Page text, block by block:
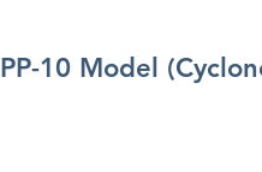
PP-10 Model